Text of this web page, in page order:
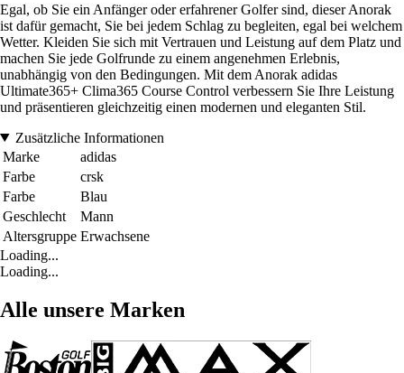
Egal, ob Sie ein Anfänger oder erfahrener Golfer sind, dieser Anorak
ist dafür gemacht, Sie bei jedem Schlag zu begleiten, egal bei welchem
Wetter. Kleiden Sie sich mit Vertrauen und Leistung auf dem Platz und
machen Sie jede Golfrunde zu einem angenehmen Erlebnis,
unabhängig von den Bedingungen. Mit dem Anorak adidas
Ultimate365+ Clima365 Course Control verbessern Sie Ihre Leistung
und präsentieren gleichzeitig einen modernen und eleganten Stil.
Zusätzliche Informationen
Marke
adidas
Farbe
crsk
Farbe
Blau
Geschlecht
Mann
Altersgruppe Erwachsene
Loading...
Loading...
Alle unsere Marken